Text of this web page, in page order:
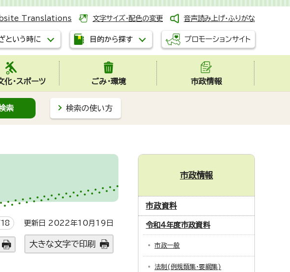
Translations 文字サイズ・配色の変更 音声読み上げ・ふりがな
という時に 目的から探す プロモーションサイト
化・スポーツ ごみ・環境 市政情報
検索の使い方
更新日 2022年10月19日
大きな文字で印刷
市政情報
市政資料
令和4年度市政資料
市政一般
法制(例規類集・要綱集)